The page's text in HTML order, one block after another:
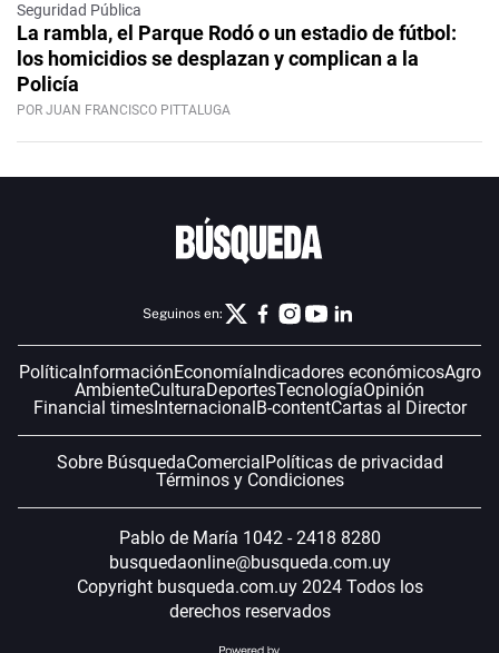
Seguridad Pública
La rambla, el Parque Rodó o un estadio de fútbol:
los homicidios se desplazan y complican a la
Policía
POR JUAN FRANCISCO PITTALUGA
Seguinos en:
PolíticaInformaciónEconomíaIndicadores económicosAgro
AmbienteCulturaDeportesTecnologíaOpinión
Financial timesInternacionalB-contentCartas al Director
Sobre BúsquedaComercialPolíticas de privacidad
Términos y Condiciones
Pablo de María 1042 - 2418 8280
busquedaonline@busqueda.com.uy
Copyright busqueda.com.uy 2024 Todos los
derechos reservados